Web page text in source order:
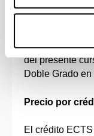
Precios,
A continuación
del presente
Doble Grado
Precio por
El crédito